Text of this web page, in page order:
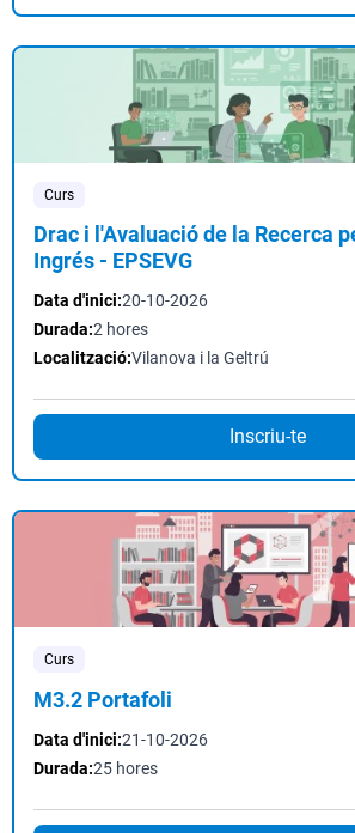
Curs
Drac i l'Avaluació de la Recerca
Ingrés - EPSEVG
Data d'inici:20-10-2026
Durada:2 hores
Localització:Vilanova i la Geltrú
Inscriu-te
Curs
M3.2 Portafoli
Data d'inici:21-10-2026
Durada:25 hores